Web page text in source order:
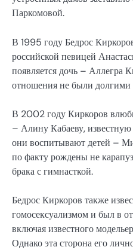
Паркомовой.
В 1995 году Бедрос
российской певицей
появляется дочь – Аллегра
отношения не были долгими
В 2002 году Киркоров
– Алину Кабаеву,
они воспитывают детей –
по факту рождены не
брака с гимнасткой.
Бедрос Киркоров также
гомосексуализмом и был в
включая известного
Однако эта сторона его